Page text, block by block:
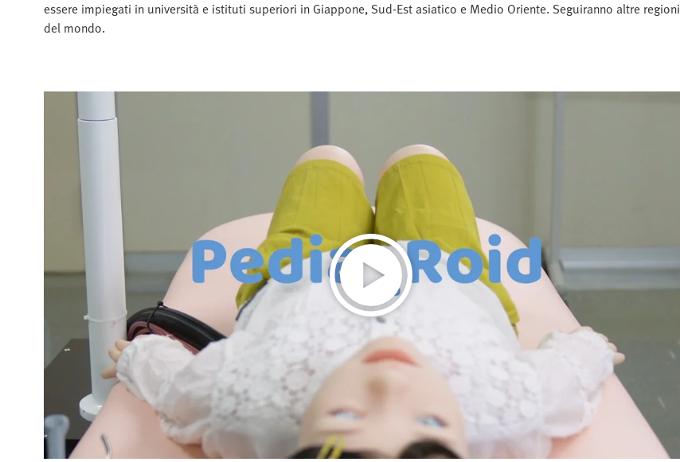
essere impiegati in università e istituti superiori in Giappone, Sud-Est asiatico e Medio Oriente. Seguiranno altre regioni
del mondo.